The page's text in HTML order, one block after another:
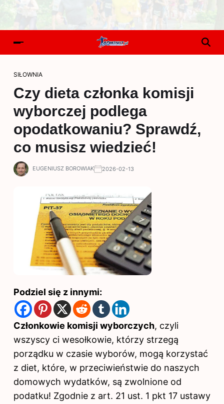
SIŁOWNIA
Czy dieta członka komisji
wyborczej podlega
opodatkowaniu? Sprawdź,
co musisz wiedzieć!
EUGENIUSZ BOROWIAK 2026-02-13
Podziel się z innymi:
Członkowie komisji wyborczych, czyli
wszyscy ci wesołkowie, którzy strzegą
porządku w czasie wyborów, mogą korzystać
z diet, które, w przeciwieństwie do naszych
domowych wydatków, są zwolnione od
podatku! Zgodnie z art. 21 ust. 1 pkt 17 ustawy